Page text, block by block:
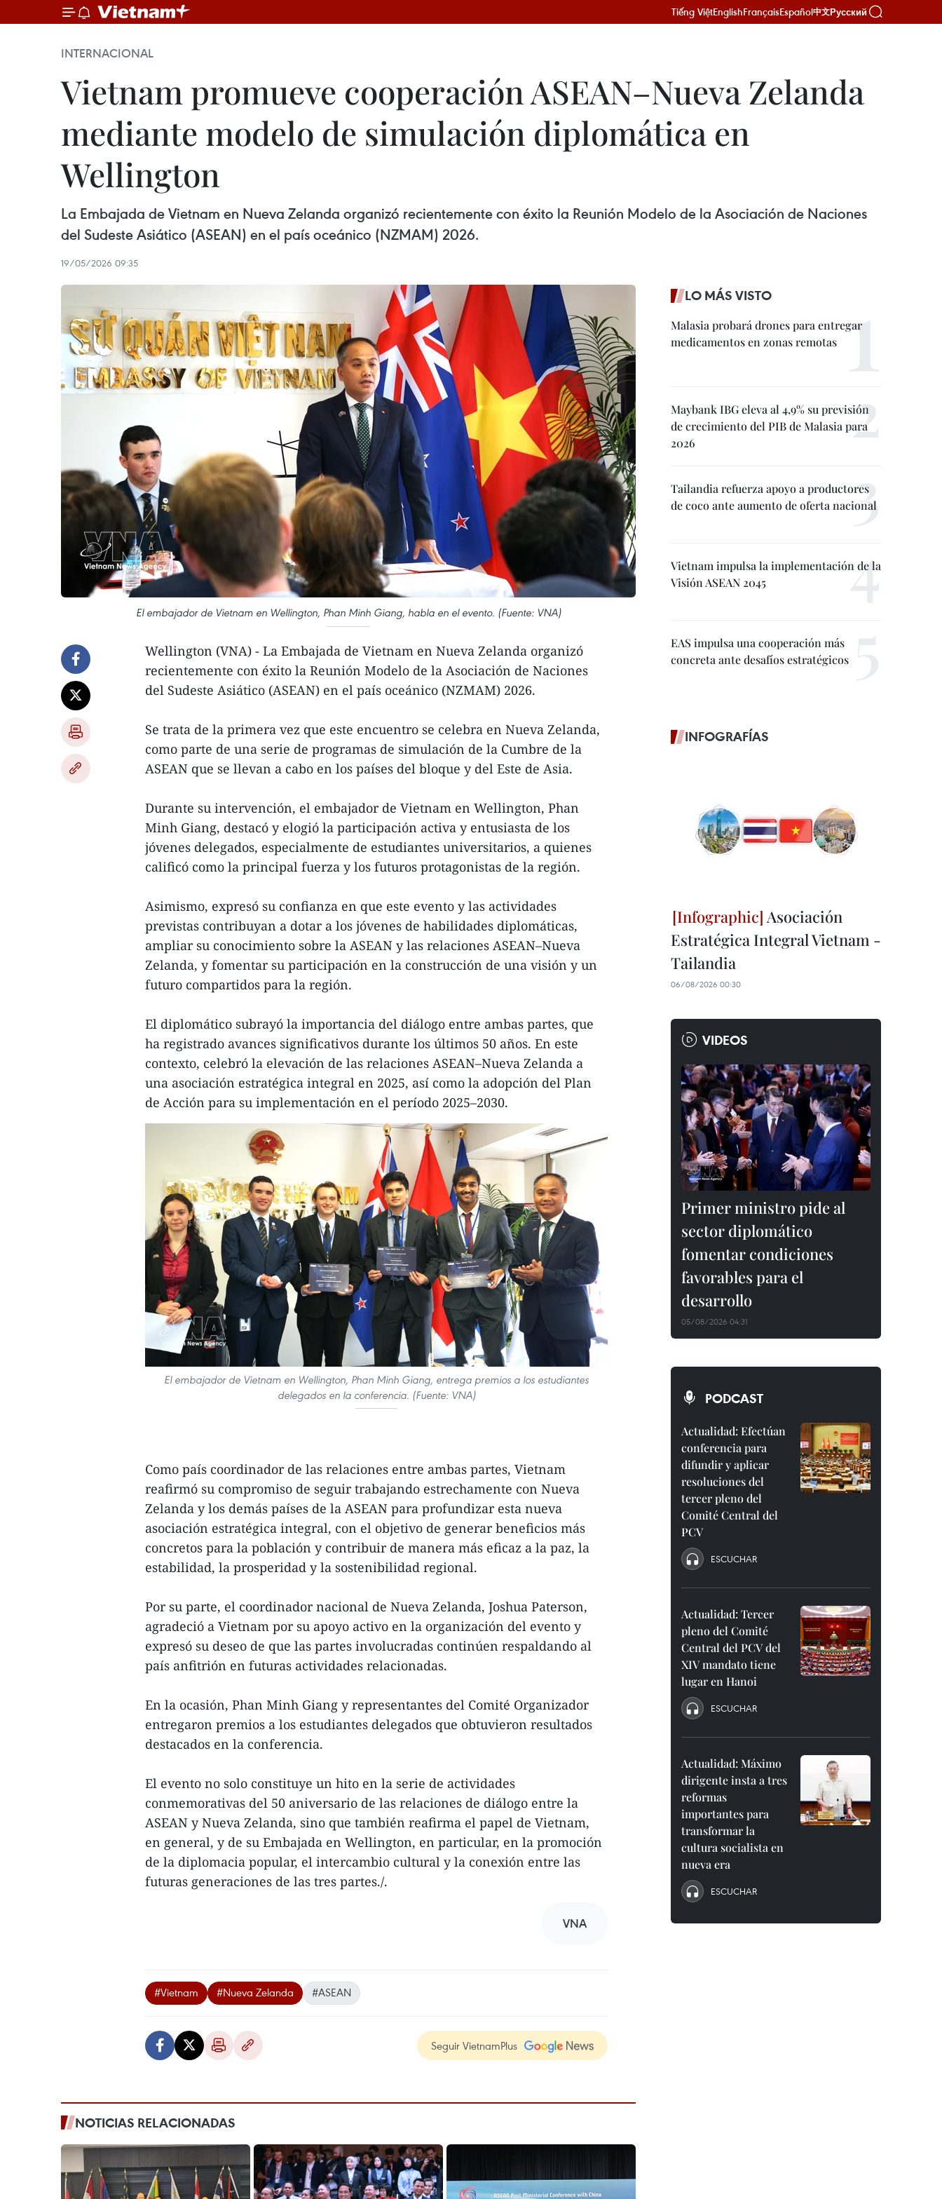
Tiếng ViệtEnglishFrançaisEspañol中文Русский
INTERNACIONAL
Vietnam promueve cooperación ASEAN–Nueva Zelanda
mediante modelo de simulación diplomática en
Wellington
La Embajada de Vietnam en Nueva Zelanda organizó recientemente con éxito la Reunión Modelo de la Asociación de Naciones
del Sudeste Asiático (ASEAN) en el país oceánico (NZMAM) 2026.
19/05/2026 09:35
El embajador de Vietnam en Wellington, Phan Minh Giang, habla en el evento. (Fuente: VNA)
Wellington (VNA) - La Embajada de Vietnam en Nueva Zelanda organizó
recientemente con éxito la Reunión Modelo de la Asociación de Naciones
del Sudeste Asiático (ASEAN) en el país oceánico (NZMAM) 2026.
Se trata de la primera vez que este encuentro se celebra en Nueva Zelanda,
como parte de una serie de programas de simulación de la Cumbre de la
ASEAN que se llevan a cabo en los países del bloque y del Este de Asia.
Durante su intervención, el embajador de Vietnam en Wellington, Phan
Minh Giang, destacó y elogió la participación activa y entusiasta de los
jóvenes delegados, especialmente de estudiantes universitarios, a quienes
calificó como la principal fuerza y los futuros protagonistas de la región.
Asimismo, expresó su confianza en que este evento y las actividades
previstas contribuyan a dotar a los jóvenes de habilidades diplomáticas,
ampliar su conocimiento sobre la ASEAN y las relaciones ASEAN–Nueva
Zelanda, y fomentar su participación en la construcción de una visión y un
futuro compartidos para la región.
El diplomático subrayó la importancia del diálogo entre ambas partes, que
ha registrado avances significativos durante los últimos 50 años. En este
contexto, celebró la elevación de las relaciones ASEAN–Nueva Zelanda a
una asociación estratégica integral en 2025, así como la adopción del Plan
de Acción para su implementación en el período 2025–2030.
El embajador de Vietnam en Wellington, Phan Minh Giang, entrega premios a los estudiantes
delegados en la conferencia. (Fuente: VNA)
Como país coordinador de las relaciones entre ambas partes, Vietnam
reafirmó su compromiso de seguir trabajando estrechamente con Nueva
Zelanda y los demás países de la ASEAN para profundizar esta nueva
asociación estratégica integral, con el objetivo de generar beneficios más
concretos para la población y contribuir de manera más eficaz a la paz, la
estabilidad, la prosperidad y la sostenibilidad regional.
Por su parte, el coordinador nacional de Nueva Zelanda, Joshua Paterson,
agradeció a Vietnam por su apoyo activo en la organización del evento y
expresó su deseo de que las partes involucradas continúen respaldando al
país anfitrión en futuras actividades relacionadas.
En la ocasión, Phan Minh Giang y representantes del Comité Organizador
entregaron premios a los estudiantes delegados que obtuvieron resultados
destacados en la conferencia.
El evento no solo constituye un hito en la serie de actividades
conmemorativas del 50 aniversario de las relaciones de diálogo entre la
ASEAN y Nueva Zelanda, sino que también reafirma el papel de Vietnam,
en general, y de su Embajada en Wellington, en particular, en la promoción
de la diplomacia popular, el intercambio cultural y la conexión entre las
futuras generaciones de las tres partes./.
VNA
#Vietnam #Nueva Zelanda #ASEAN
Seguir VietnamPlus
NOTICIAS RELACIONADAS
LO MÁS VISTO
Malasia probará drones para entregar
medicamentos en zonas remotas
Maybank IBG eleva al 4,9% su previsión
de crecimiento del PIB de Malasia para
2026
Tailandia refuerza apoyo a productores
de coco ante aumento de oferta nacional
Vietnam impulsa la implementación de la
Visión ASEAN 2045
EAS impulsa una cooperación más
concreta ante desafíos estratégicos
INFOGRAFÍAS
Asociación
Estratégica Integral Vietnam -
Tailandia
06/08/2026 00:30
VIDEOS
Primer ministro pide al
sector diplomático
fomentar condiciones
favorables para el
desarrollo
05/08/2026 04:31
PODCAST
Actualidad: Efectúan
conferencia para
difundir y aplicar
resoluciones del
tercer pleno del
Comité Central del
PCV
ESCUCHAR
Actualidad: Tercer
pleno del Comité
Central del PCV del
XIV mandato tiene
lugar en Hanoi
ESCUCHAR
Actualidad: Máximo
dirigente insta a tres
reformas
importantes para
transformar la
cultura socialista en
nueva era
ESCUCHAR